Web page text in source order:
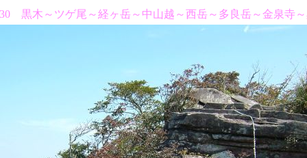
黒木～ツゲ尾～経ヶ岳～中山越～西岳～多良岳～金泉寺